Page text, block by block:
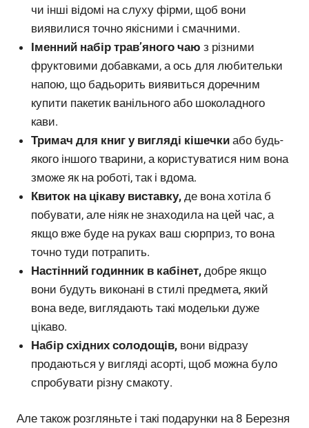
чи інші відомі на слуху фірми, щоб вони
виявилися точно якісними і смачними.
Іменний набір трав’яного чаю з різними
фруктовими добавками, а ось для любительки
напою, що бадьорить виявиться доречним
купити пакетик ванільного або шоколадного
кави.
Тримач для книг у вигляді кішечки або будь-
якого іншого тварини, а користуватися ним вона
зможе як на роботі, так і вдома.
Квиток на цікаву виставку, де вона хотіла б
побувати, але ніяк не знаходила на цей час, а
якщо вже буде на руках ваш сюрприз, то вона
точно туди потрапить.
Настінний годинник в кабінет, добре якщо
вони будуть виконані в стилі предмета, який
вона веде, виглядають такі модельки дуже
цікаво.
Набір східних солодощів, вони відразу
продаються у вигляді асорті, щоб можна було
спробувати різну смакоту.
Але також розгляньте і такі подарунки на 8 Березня